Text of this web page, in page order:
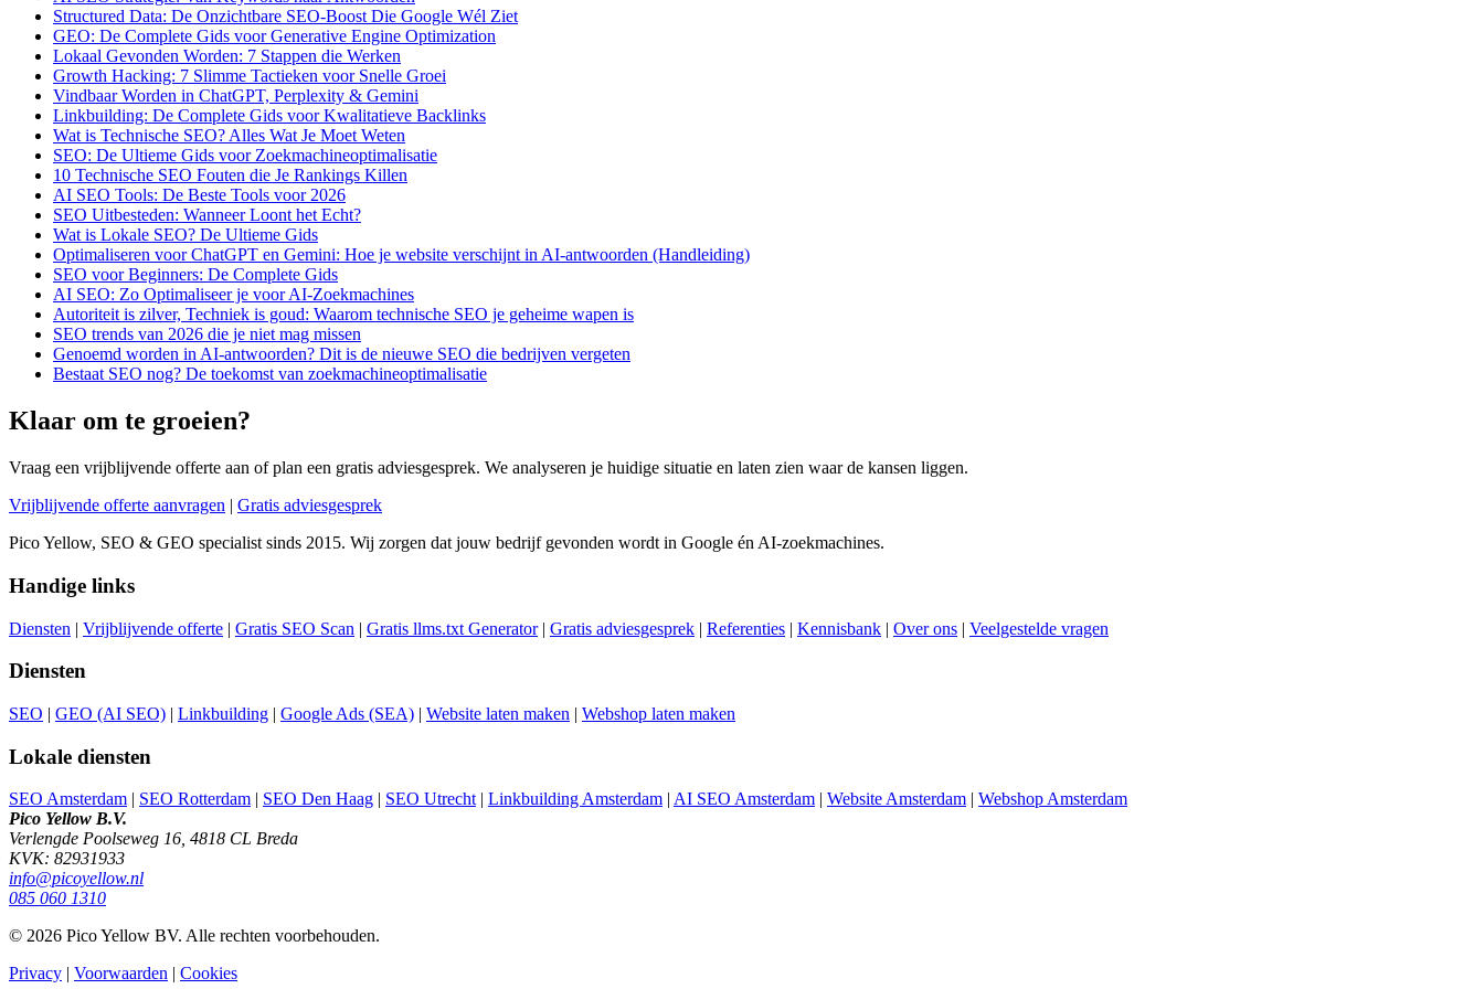
Structured Data: De Onzichtbare SEO-Boost Die Google Wél Ziet
GEO: De Complete Gids voor Generative Engine Optimization
Lokaal Gevonden Worden: 7 Stappen die Werken
Growth Hacking: 7 Slimme Tactieken voor Snelle Groei
Vindbaar Worden in ChatGPT, Perplexity & Gemini
Linkbuilding: De Complete Gids voor Kwalitatieve Backlinks
Wat is Technische SEO? Alles Wat Je Moet Weten
SEO: De Ultieme Gids voor Zoekmachineoptimalisatie
10 Technische SEO Fouten die Je Rankings Killen
AI SEO Tools: De Beste Tools voor 2026
SEO Uitbesteden: Wanneer Loont het Echt?
Wat is Lokale SEO? De Ultieme Gids
Optimaliseren voor ChatGPT en Gemini: Hoe je website verschijnt in AI-antwoorden (Handleiding)
SEO voor Beginners: De Complete Gids
AI SEO: Zo Optimaliseer je voor AI-Zoekmachines
Autoriteit is zilver, Techniek is goud: Waarom technische SEO je geheime wapen is
SEO trends van 2026 die je niet mag missen
Genoemd worden in AI-antwoorden? Dit is de nieuwe SEO die bedrijven vergeten
Bestaat SEO nog? De toekomst van zoekmachineoptimalisatie
Klaar om te groeien?
Vraag een vrijblijvende offerte aan of plan een gratis adviesgesprek. We analyseren je huidige situatie en laten zien waar de kansen liggen.
Vrijblijvende offerte aanvragen | Gratis adviesgesprek
Pico Yellow, SEO & GEO specialist sinds 2015. Wij zorgen dat jouw bedrijf gevonden wordt in Google én AI-zoekmachines.
Handige links
Diensten | Vrijblijvende offerte | Gratis SEO Scan | Gratis llms.txt Generator| Gratis adviesgesprek | Referenties | Kennisbank | Over ons | Veelgestelde vragen
Diensten
SEO | GEO (AI SEO) | Linkbuilding | Google Ads (SEA) | Website laten maken | Webshop laten maken
Lokale diensten
SEO Amsterdam | SEO Rotterdam | SEO Den Haag | SEO Utrecht| Linkbuilding Amsterdam | AI SEO Amsterdam | Website Amsterdam | Webshop Amsterdam
Pico Yellow B.V.
Verlengde Poolseweg 16, 4818 CL Breda
KVK: 82931933
info@picoyellow.nl
085 060 1310
© 2026 Pico Yellow BV. Alle rechten voorbehouden.
Privacy | Voorwaarden | Cookies